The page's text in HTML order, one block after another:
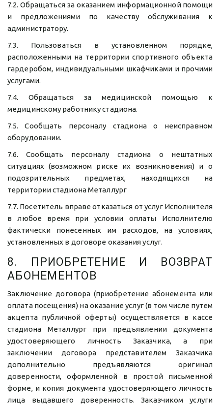
7.2. Обращаться за оказанием информационной помощи
и предложениями по качеству обслуживания к
администратору.
7.3. Пользоваться в установленном порядке,
расположенными на территории спортивного объекта
гардеробом, индивидуальными шкафчиками и прочими
услугами.
7.4. Обращаться за медицинской помощью к
медицинскому работнику стадиона.
7.5. Сообщать персоналу стадиона о неисправном
оборудовании.
7.6. Сообщать персоналу стадиона о нештатных
ситуациях (возможном риске их возникновения) и о
подозрительных предметах, находящихся на
территории стадиона Металлург
7.7. Посетитель вправе отказаться от услуг Исполнителя
в любое время при условии оплаты Исполнителю
фактически понесенных им расходов, на условиях,
установленных в договоре оказания услуг.
8. ПРИОБРЕТЕНИЕ И ВОЗВРАТ
АБОНЕМЕНТОВ
Заключение договора (приобретение абонемента или
оплата посещения) на оказание услуг (в том числе путем
акцепта публичной оферты) осуществляется в кассе
стадиона Металлург при предъявлении документа
удостоверяющего личность Заказчика, а при
заключении договора представителем Заказчика
дополнительно предъявляются оригинал
доверенности, оформленной в простой письменной
форме, и копия документа удостоверяющего личность
лица выдавшего доверенность. Заказчиком услуги